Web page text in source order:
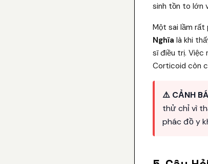
sinh tồn to lớn
Một sai lầm rất
Nghĩa là khi
sĩ điều trị. Việc
Corticoid còn
⚠️ CẢNH
thử chỉ vì
phác đồ y